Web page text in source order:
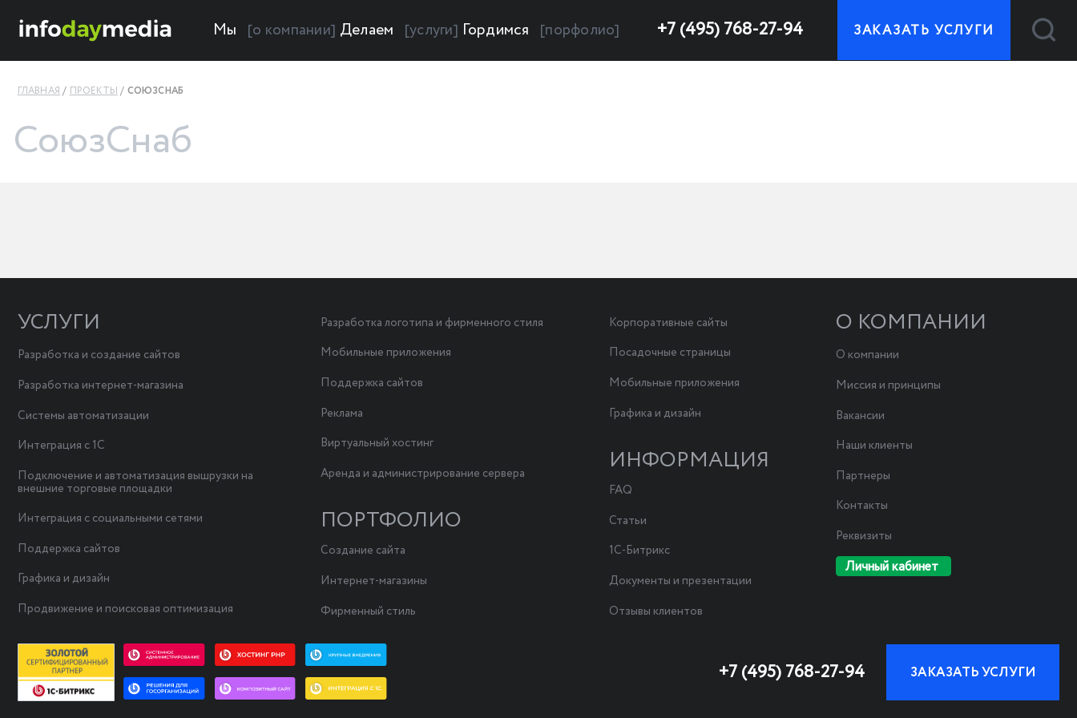
Мы [о компании] Делаем [услуги] Гордимся [порфолио] +7 (495) 768-27-94 ЗАКАЗАТЬ УСЛУГИ
ГЛАВНАЯ ПРОЕКТЫ СОЮЗСНАБ
СоюзСнаб
УСЛУГИ
Разработка и создание сайтов
Разработка интернет-магазина
Системы автоматизации
Интеграция с 1С
Подключение и автоматизация вышрузки на
внешние торговые площадки
Интеграция с социальными сетями
Поддержка сайтов
Графика и дизайн
Продвижение и поисковая оптимизация
Разработка логотипа и фирменного стиля
Мобильные приложения
Поддержка сайтов
Реклама
Виртуальный хостинг
Аренда и администрирование сервера
ПОРТФОЛИО
Создание сайта
Интернет-магазины
Фирменный стиль
Корпоративные сайты
Посадочные страницы
Мобильные приложения
Графика и дизайн
ИНФОРМАЦИЯ
FAQ
Статьи
1С-Битрикс
Документы и презентации
Отзывы клиентов
О КОМПАНИИ
О компании
Миссия и принципы
Вакансии
Наши клиенты
Партнеры
Контакты
Реквизиты
Личный кабинет
+7 (495) 768-27-94 ЗАКАЗАТЬ УСЛУГИ